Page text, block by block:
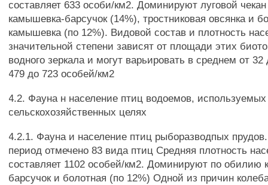
составляет 633 особи/км2. Доминируют луговой
камышевка-барсучок (14%), тростниковая овсянка и
камышевка (по 12%). Видовой состав и плотность
значительной степени зависят от площади этих
водного зеркала и могут варьировать в среднем от
479 до 723 особей/км2
4.2. Фауна н население птиц водоемов,
сельскохозяйственных целях
4.2.1. Фауна и население птиц рыборазводпых
период отмечено 83 вида птиц Средняя плотность
составляет 1102 особей/км2. Доминируют по обилию
барсучок и болотная (по 12%) Одной из причин